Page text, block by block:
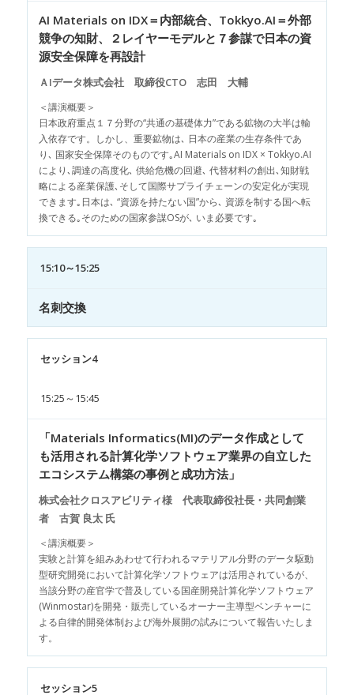
AI Materials on IDX＝内部統合、Tokkyo.AI＝外部
競争の知財、２レイヤーモデルと７参謀で日本の資
源安全保障を再設計
ＡIデータ株式会社 取締役CTO 志田 大輔
＜講演概要＞
日本政府重点１７分野の“共通の基礎体力”である鉱物の大半は輸
入依存です。しかし、重要鉱物は､ 日本の産業の生存条件であ
り､ 国家安全保障そのものです｡AI Materials on IDX × Tokkyo.AI
により､調達の高度化､ 供給危機の回避､ 代替材料の創出､知財戦
略による産業保護､そして国際サプライチェーンの安定化が実現
できます｡日本は､ “資源を持たない国”から､ 資源を制する国へ転
換できる｡そのための国家参謀OSが､ いま必要です｡
15:10～15:25
名刺交換
セッション4
15:25～15:45
「Materials Informatics(MI)のデータ作成として
も活用される計算化学ソフトウェア業界の自立した
エコシステム構築の事例と成功方法」
株式会社クロスアビリティ様 代表取締役社長・共同創業
者 古賀 良太 氏
＜講演概要＞
実験と計算を組みあわせて行われるマテリアル分野のデータ駆動
型研究開発において計算化学ソフトウェアは活用されているが、
当該分野の産官学で普及している国産開発計算化学ソフトウェア
(Winmostar)を開発・販売しているオーナー主導型ベンチャーに
よる自律的開発体制および海外展開の試みについて報告いたしま
す。
セッション5